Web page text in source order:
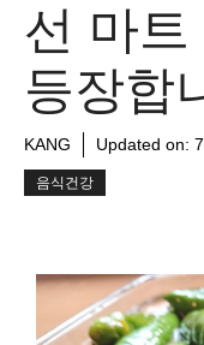
선 마트
등장합
KANG Updated on:
음식건강